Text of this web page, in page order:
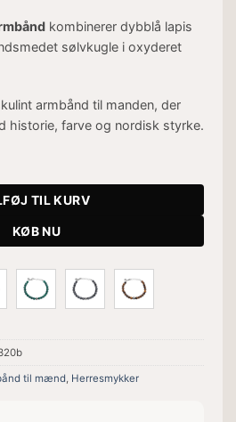
kombinerer dybblå lapis
sølvkugle i oxyderet
armbånd til manden, der
historie, farve og nordisk styrke.
antal
TIL KURV
KØB NU
til mænd, Herresmykker